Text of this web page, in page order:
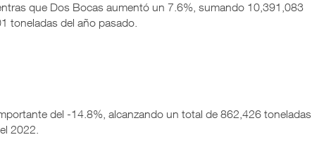
que Dos Bocas aumentó un 7.6%, sumando 10,391,083
toneladas del año pasado.
del -14.8%, alcanzando un total de 862,426 toneladas
2022.